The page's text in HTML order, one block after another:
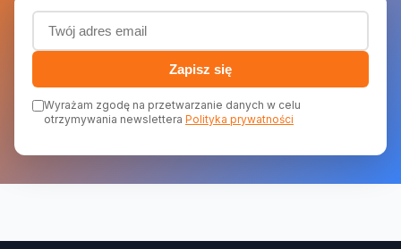
Adres email (wymagany)
Zapisz się
Wyrażam zgodę na przetwarzanie danych w celu
otrzymywania newslettera Polityka prywatności